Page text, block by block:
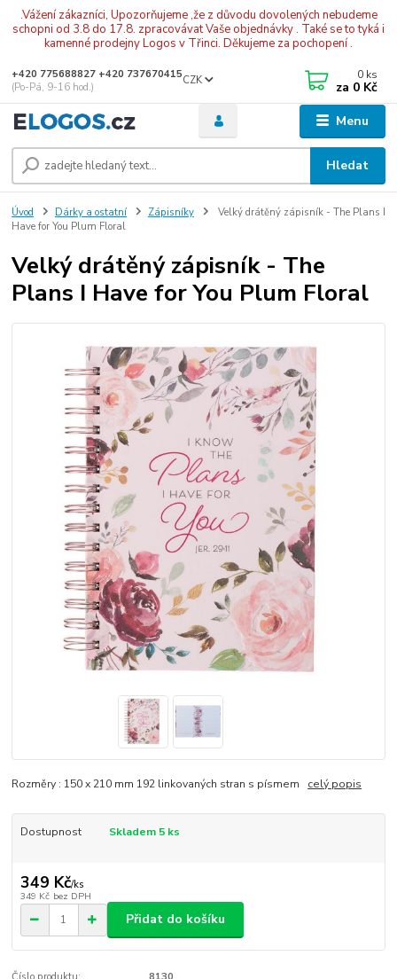
.Vážení zákazníci, Upozorňujeme ,že z důvodu dovolených nebudeme
schopni od 3.8 do 17.8. zpracovávat Vaše objednávky . Také se to tyká i
kamenné prodejny Logos v Třinci. Děkujeme za pochopení .
Menu
CZK
Hledat
+420 775688827 +420 737670415
(Po-Pá, 9-16 hod.)
0 ks
za 0 Kč
Úvod Dárky a ostatní Zápisníky
Velký drátěný zápisník - The Plans I
Have for You Plum Floral
Velký drátěný zápisník - The
Plans I Have for You Plum Floral
Rozměry : 150 x 210 mm 192 linkovaných stran s písmem celý popis
Dostupnost Skladem 5 ks
349 Kč/ks
349 Kč bez DPH
Přidat do košíku